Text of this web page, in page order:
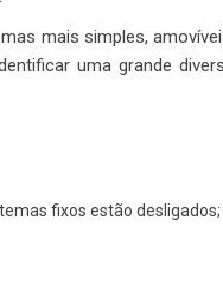
mais simples,
uma grande
fixos estão desligados;